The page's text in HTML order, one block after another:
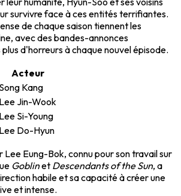
survivre face à ces entités terrifiantes.
de chaque saison tiennent les
avec des bandes-annonces
d'horreurs à chaque nouvel épisode.
Acteur
Song Kang
Lee Jin-Wook
Lee Si-Young
Lee Do-Hyun
Lee Eung-Bok, connu pour son travail sur
Goblinet Descendants of the Sun, a
habile et sa capacité à créer une
et intense.